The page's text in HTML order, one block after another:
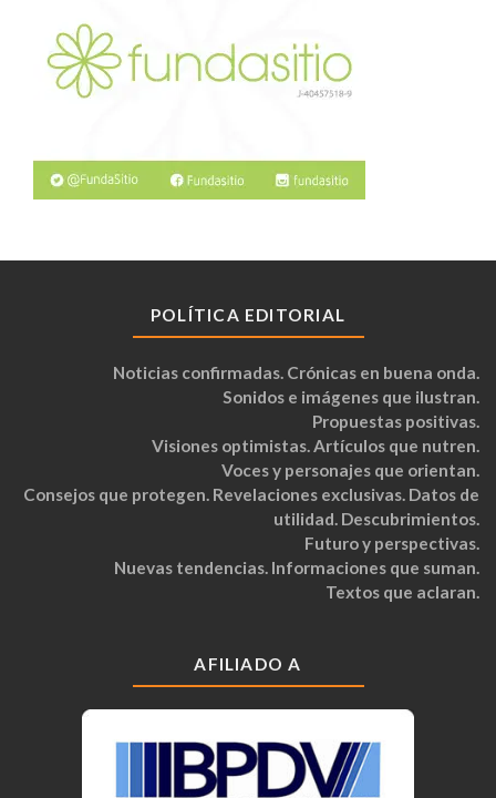
POLÍTICA EDITORIAL
Noticias confirmadas. Crónicas en buena onda.
Sonidos e imágenes que ilustran.
Propuestas positivas.
Visiones optimistas. Artículos que nutren.
Voces y personajes que orientan.
Consejos que protegen. Revelaciones exclusivas. Datos de
utilidad. Descubrimientos.
Futuro y perspectivas.
Nuevas tendencias. Informaciones que suman.
Textos que aclaran.
AFILIADO A